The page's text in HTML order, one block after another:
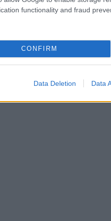
functionality and fraud
CONFIRM
Data Deletion Data